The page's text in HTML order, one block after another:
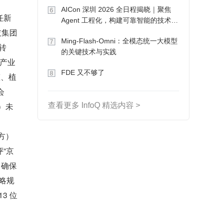
新
团
业
植
未
京
保
规
位
6
AICon 深圳 2026 全日程揭晓｜聚焦
Agent 工程化，构建可靠智能的技术路
7
Ming-Flash-Omni：全模态统一大模型
的关键技术与实践
8 FDE 又不够了
查看更多 InfoQ 精选内容 >